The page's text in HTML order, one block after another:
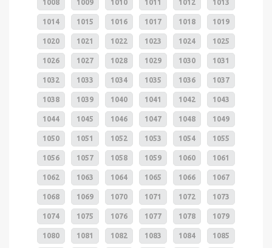
1008 1009 1010 1011 1012 1013
1014 1015 1016 1017 1018 1019
1020 1021 1022 1023 1024 1025
1026 1027 1028 1029 1030 1031
1032 1033 1034 1035 1036 1037
1038 1039 1040 1041 1042 1043
1044 1045 1046 1047 1048 1049
1050 1051 1052 1053 1054 1055
1056 1057 1058 1059 1060 1061
1062 1063 1064 1065 1066 1067
1068 1069 1070 1071 1072 1073
1074 1075 1076 1077 1078 1079
1080 1081 1082 1083 1084 1085